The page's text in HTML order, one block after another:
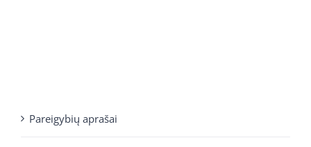
Pareigybių aprašai